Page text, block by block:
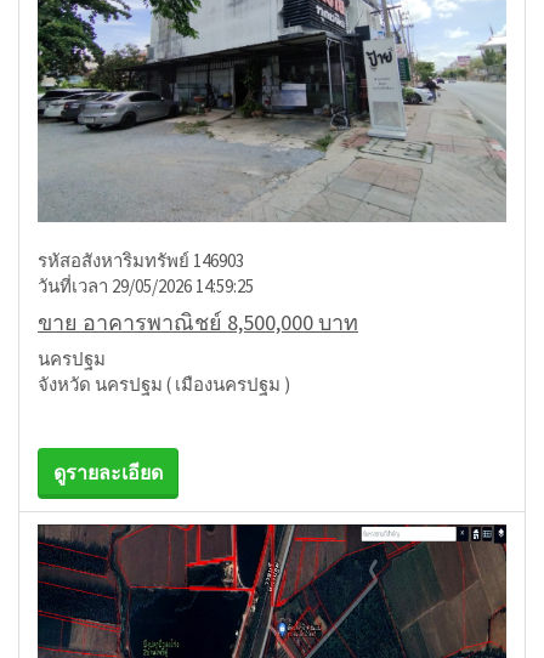
รหัสอสังหาริมทรัพย์ 146903
วันที่เวลา 29/05/2026 14:59:25
ขาย อาคารพาณิชย์ 8,500,000 บาท
นครปฐม
จังหวัด นครปฐม ( เมืองนครปฐม )
ดูรายละเอียด